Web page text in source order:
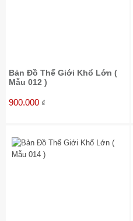
Bản Đồ Thế Giới Khổ Lớn (
Mẫu 012 )
900.000 ₫